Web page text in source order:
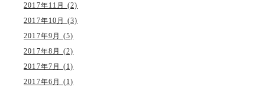
2017年11月 (2)
2017年10月 (3)
2017年9月 (5)
2017年8月 (2)
2017年7月 (1)
2017年6月 (1)